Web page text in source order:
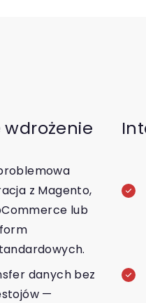
wdrożenie
z Magento,
lub
danych bez
—